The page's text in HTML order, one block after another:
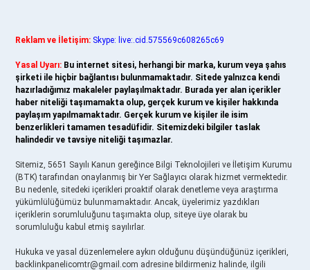
Reklam ve İletişim: Skype: live:.cid.575569c608265c69
Yasal Uyarı: Bu internet sitesi, herhangi bir marka, kurum veya şahıs
şirketi ile hiçbir bağlantısı bulunmamaktadır. Sitede yalnızca kendi
hazırladığımız makaleler paylaşılmaktadır. Burada yer alan içerikler
haber niteliği taşımamakta olup, gerçek kurum ve kişiler hakkında
paylaşım yapılmamaktadır. Gerçek kurum ve kişiler ile isim
benzerlikleri tamamen tesadüfidir. Sitemizdeki bilgiler taslak
halindedir ve tavsiye niteliği taşımazlar.
Sitemiz, 5651 Sayılı Kanun gereğince Bilgi Teknolojileri ve İletişim Kurumu
(BTK) tarafından onaylanmış bir Yer Sağlayıcı olarak hizmet vermektedir.
Bu nedenle, sitedeki içerikleri proaktif olarak denetleme veya araştırma
yükümlülüğümüz bulunmamaktadır. Ancak, üyelerimiz yazdıkları
içeriklerin sorumluluğunu taşımakta olup, siteye üye olarak bu
sorumluluğu kabul etmiş sayılırlar.
Hukuka ve yasal düzenlemelere aykırı olduğunu düşündüğünüz içerikleri,
backlinkpanelicomtr@gmail.com adresine bildirmeniz halinde, ilgili